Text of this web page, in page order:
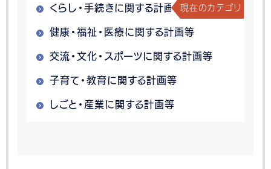
くらし・手続きに関する計画等現在のカテゴリ
健康・福祉・医療に関する計画等
交流・文化・スポーツに関する計画等
子育て・教育に関する計画等
しごと・産業に関する計画等